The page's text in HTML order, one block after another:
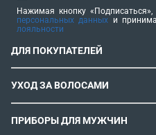
ДЛЯ ПОКУПАТЕЛЕЙ
ГАРАНТИЯ
РЕМОНТОПРИГОДНОСТЬ
УХОД ЗА ВОЛОСАМИ
ФЕНЫ
ФЕН-ЩЕТКИ
ПРИБОРЫ ДЛЯ МУЖЧИН
Нажимая кнопку
персональных данных и
лояльности